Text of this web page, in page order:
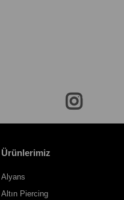
Ürünlerimiz
Alyans
Altın Piercing